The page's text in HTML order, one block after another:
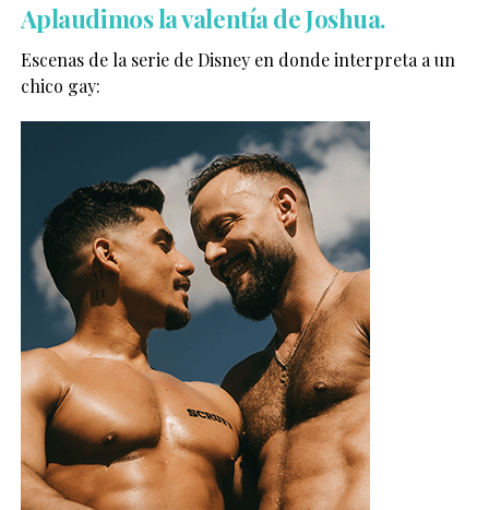
Aplaudimos la valentía de Joshua.
Escenas de la serie de Disney en donde interpreta a un
chico gay: